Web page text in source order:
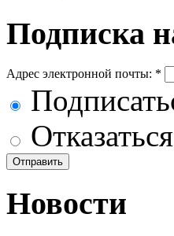
Подписка
Адрес электронной почты: *
Новости